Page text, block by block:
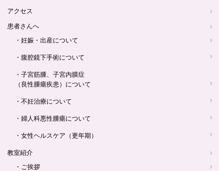
科
ロ
ゴ
アクセス
患者さんへ
・妊娠・出産について
・腹腔鏡下手術について
・子宮筋腫、子宮内膜症
（良性腫瘍疾患）について
・不妊治療について
・婦人科悪性腫瘍について
・女性ヘルスケア（更年期）
教室紹介
・ご挨拶